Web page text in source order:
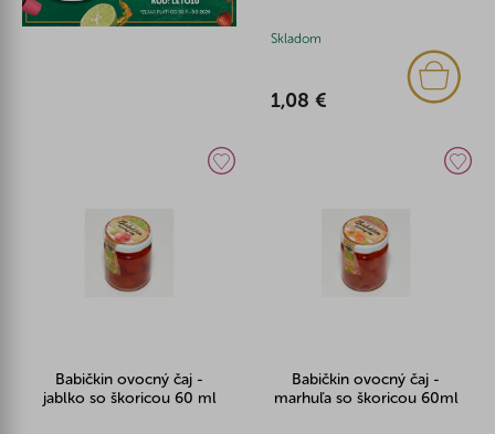
Skladom
1,08 €
Babičkin ovocný čaj -
jablko so škoricou 60 ml
Babičkin ovocný čaj -
marhuľa so škoricou 60ml